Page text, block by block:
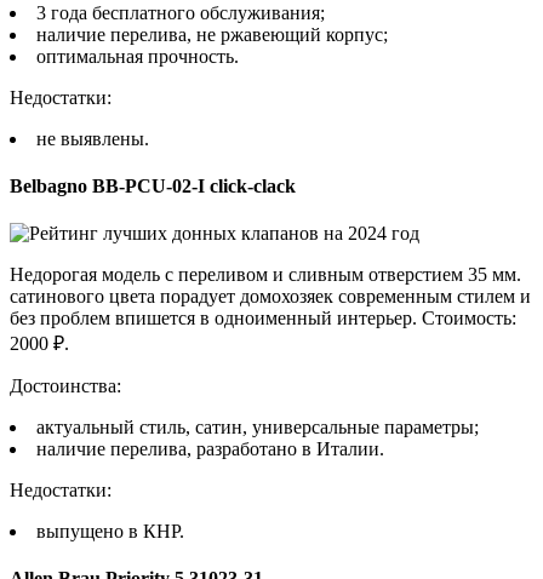
3 года бесплатного обслуживания;
наличие перелива, не ржавеющий корпус;
оптимальная прочность.
Недостатки:
не выявлены.
Belbagno BB-PCU-02-I click-clack
Недорогая модель с переливом и сливным отверстием 35 мм.
сатинового цвета порадует домохозяек современным стилем и
без проблем впишется в одноименный интерьер. Стоимость:
2000 ₽.
Достоинства:
актуальный стиль, сатин, универсальные параметры;
наличие перелива, разработано в Италии.
Недостатки:
выпущено в КНР.